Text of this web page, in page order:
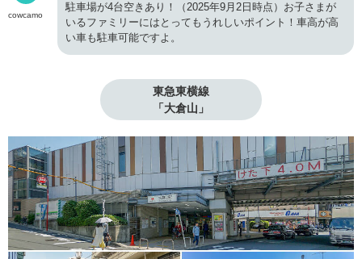
cowcamo
駐車場が4台空きあり！（2025年9月2日時点）お子さまが
いるファミリーにはとってもうれしいポイント！車高が高
い車も駐車可能ですよ。
東急東横線
「大倉山」